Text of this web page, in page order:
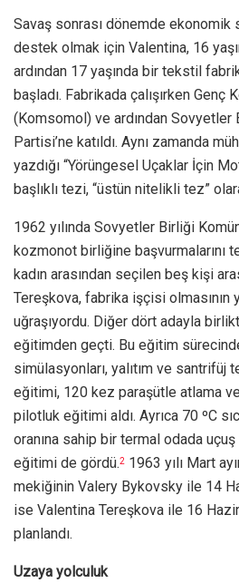
Savaş sonrası dönemde ekonomik
destek olmak için Valentina, 16
ardından 17 yaşında bir tekstil
başladı. Fabrikada çalışırken Genç
(Komsomol) ve ardından
Partisi’ne katıldı. Aynı zamanda
yazdığı “Yörüngesel Uçaklar İçin
başlıklı tezi, “üstün nitelikli tez”
1962 yılında Sovyetler Birliği
kozmonot birliğine başvurmalarını
kadın arasından seçilen beş kişi
Tereşkova, fabrika işçisi olmasının
uğraşıyordu. Diğer dört adayla
eğitimden geçti. Bu eğitim
simülasyonları, yalıtım ve
eğitimi, 120 kez paraşütle atlama
pilotluk eğitimi aldı. Ayrıca 70 ºC
oranına sahip bir termal odada uçuş
eğitimi de gördü.2 1963 yılı Mart
mekiğinin Valery Bykovsky ile 14
ise Valentina Tereşkova ile 16
planlandı.
Uzaya yolculuk